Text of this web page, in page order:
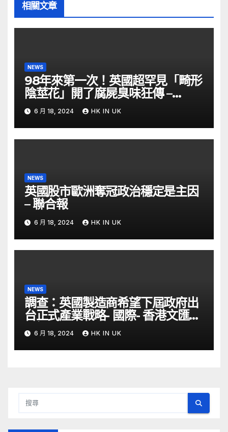
相關文章
NEWS
98年來第一次！英國超罕見「畸形
陰莖花」開了腐屍臭味狂傳 –
ETtoday
6 月 18, 2024 HK IN UK
NEWS
英國股市歐洲奪冠政治穩定是主因
– 聯合報
6 月 18, 2024 HK IN UK
NEWS
調查：英國製造商希望下屆政府出
台正式產業戰略- 國際- 香港文匯網
– 文匯報
6 月 18, 2024 HK IN UK